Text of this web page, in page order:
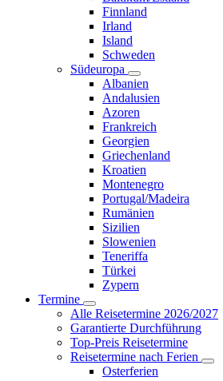
Finnland
Irland
Island
Schweden
Südeuropa
Albanien
Andalusien
Azoren
Frankreich
Georgien
Griechenland
Kroatien
Montenegro
Portugal/Madeira
Rumänien
Sizilien
Slowenien
Teneriffa
Türkei
Zypern
Termine
Alle Reisetermine 2026/2027
Garantierte Durchführung
Top-Preis Reisetermine
Reisetermine nach Ferien
Osterferien